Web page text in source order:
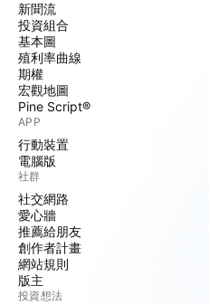
新聞流
投資組合
基本圖
殖利率曲線
期權
宏觀地圖
Pine Script®
APP
行動裝置
電腦版
社群
社交網路
愛心牆
推薦給朋友
創作者計畫
網站規則
版主
投資想法